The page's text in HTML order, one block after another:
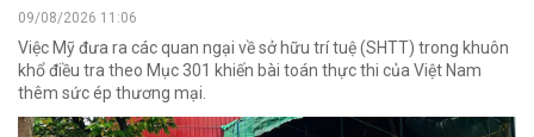
09/08/2026 11:06
Việc Mỹ đưa ra các quan ngại về sở hữu trí tuệ (SHTT) trong khuôn
khổ điều tra theo Mục 301 khiến bài toán thực thi của Việt Nam
thêm sức ép thương mại.